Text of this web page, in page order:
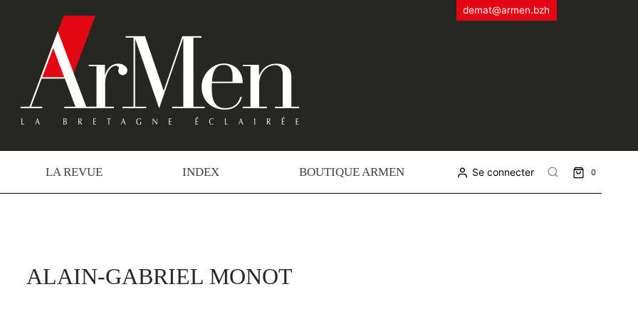
demat@armen.bzh
LA REVUE INDEX BOUTIQUE ARMEN Se connecter 0
ALAIN-GABRIEL MONOT